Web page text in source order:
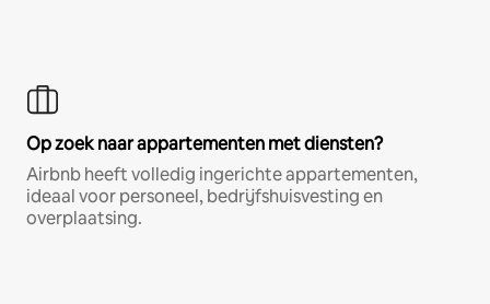
Op zoek naar appartementen met diensten?
Airbnb heeft volledig ingerichte appartementen,
ideaal voor personeel, bedrijfshuisvesting en
overplaatsing.